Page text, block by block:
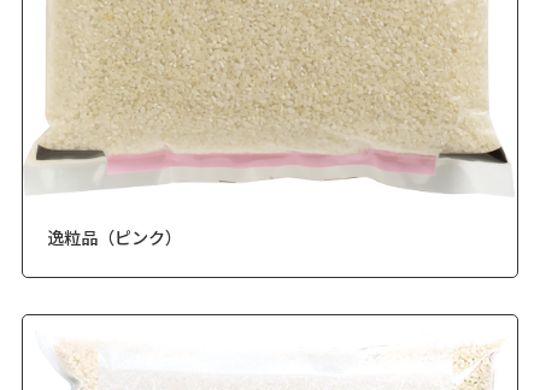
逸粒品（ピンク）